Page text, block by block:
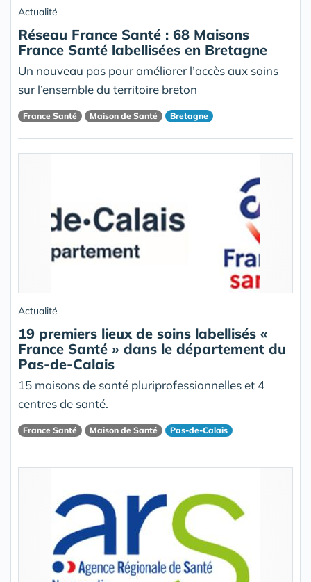
Actualité
Réseau France Santé : 68 Maisons
France Santé labellisées en Bretagne
Un nouveau pas pour améliorer l’accès aux soins
sur l’ensemble du territoire breton
France Santé Maison de Santé Bretagne
Actualité
19 premiers lieux de soins labellisés «
France Santé » dans le département du
Pas-de-Calais
15 maisons de santé pluriprofessionnelles et 4
centres de santé.
France Santé Maison de Santé Pas-de-Calais